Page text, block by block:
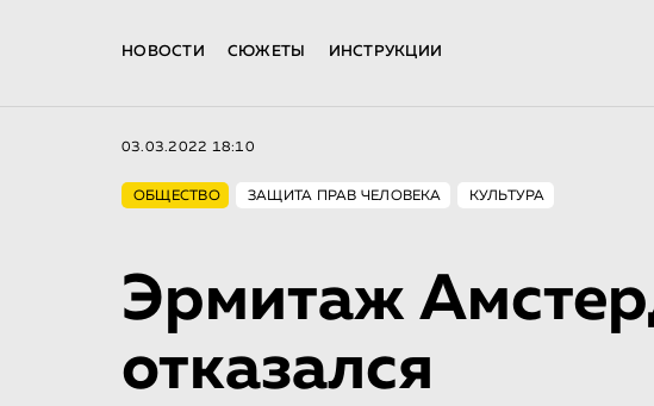
НОВОСТИ СЮЖЕТЫ ИНСТРУКЦИИ
03.03.2022 18:10
ОБЩЕСТВО ЗАЩИТА ПРАВ ЧЕЛОВЕКА КУЛЬТУРА
Эрмитаж
отказался